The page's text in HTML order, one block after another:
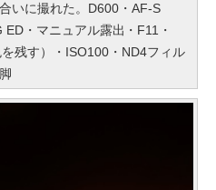
いに撮れた。D600・AF-S
・マニュアル露出・F11・
残す）・ISO100・ND4フィル